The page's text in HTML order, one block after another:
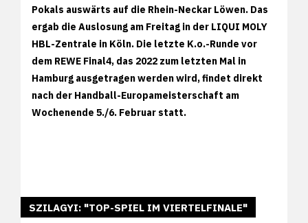
Pokals auswärts auf die Rhein-Neckar Löwen. Das
ergab die Auslosung am Freitag in der LIQUI MOLY
HBL-Zentrale in Köln. Die letzte K.o.-Runde vor
dem REWE Final4, das 2022 zum letzten Mal in
Hamburg ausgetragen werden wird, findet direkt
nach der Handball-Europameisterschaft am
Wochenende 5./6. Februar statt.
SZILAGYI: "TOP-SPIEL IM VIERTELFINALE"